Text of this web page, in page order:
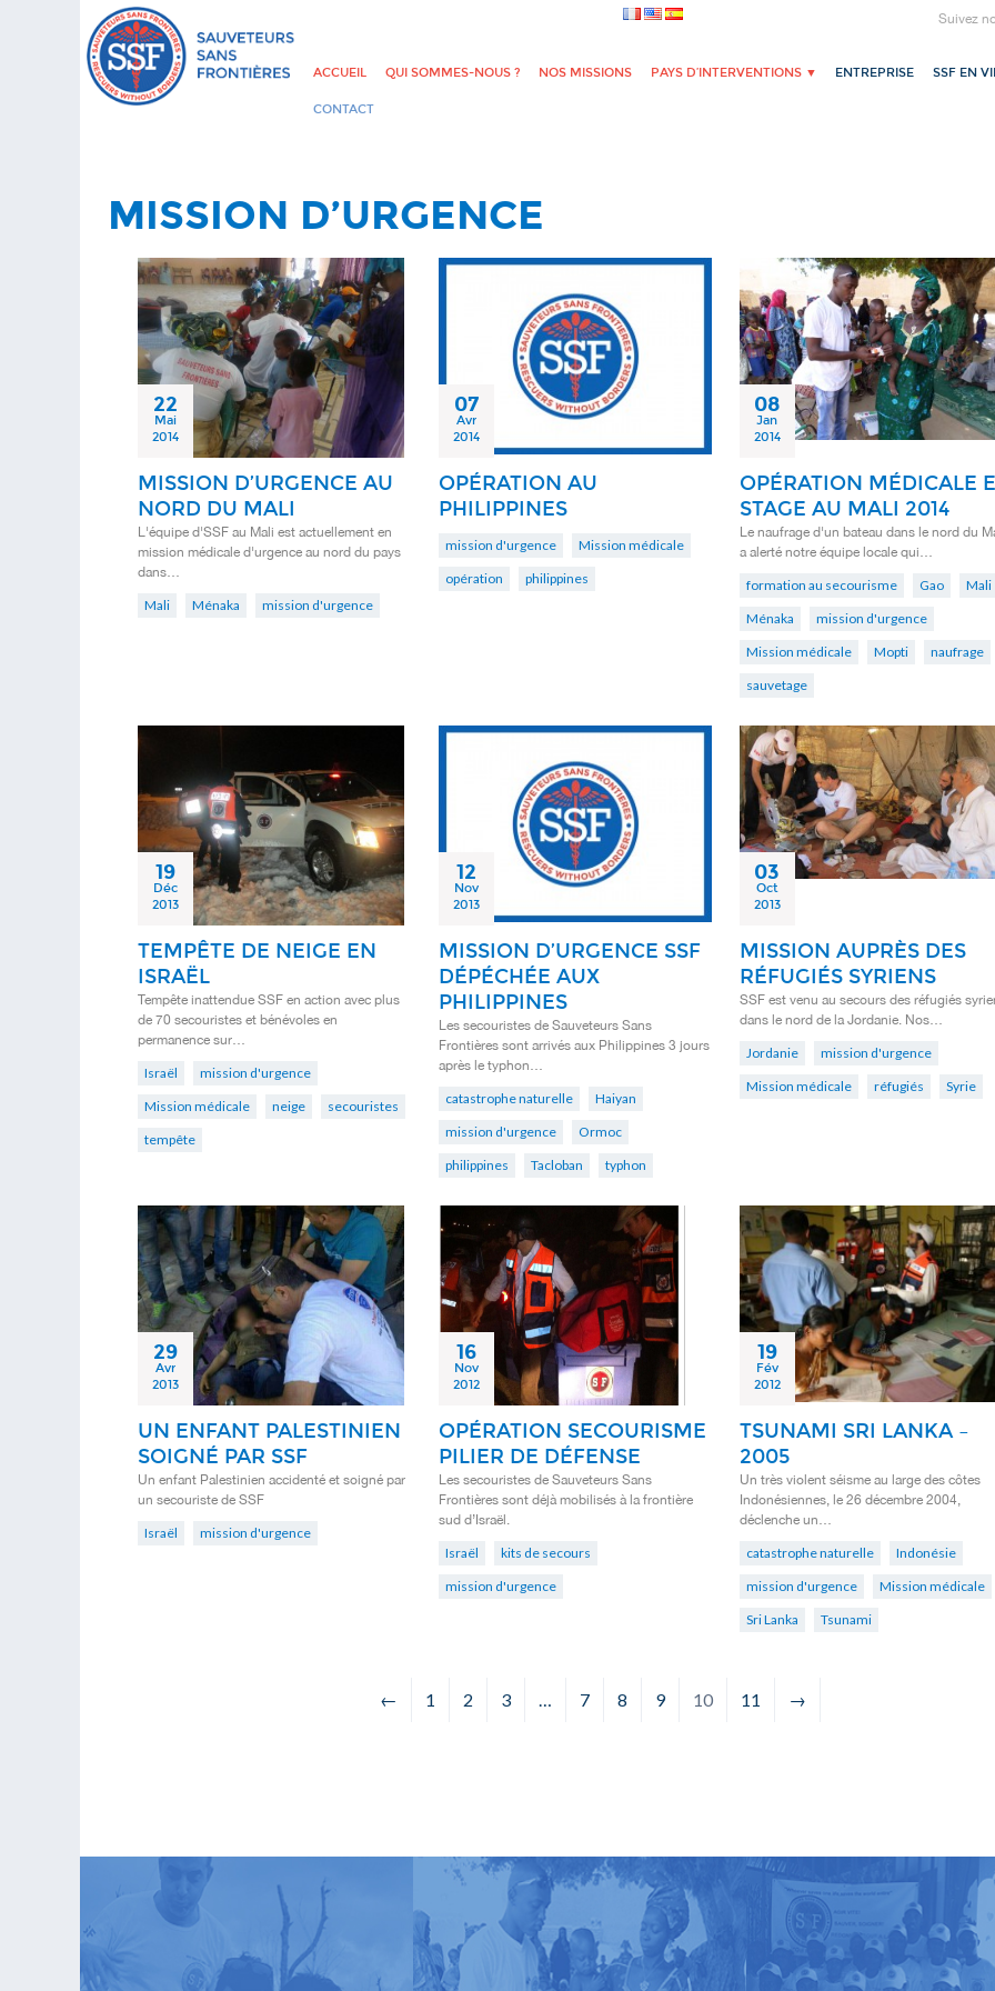
Suivez
ACCUEIL QUI SOMMES-NOUS ? NOS MISSIONS PAYS D’INTERVENTIONS ▼ ENTREPRISE SSF EN
CONTACT
MISSION D’URGENCE
22
Mai
2014
MISSION D’URGENCE AU
NORD DU MALI
L'équipe d'SSF au Mali est actuellement en
mission médicale d'urgence au nord du pays
dans…
Mali Ménaka mission d'urgence
07
Avr
2014
OPÉRATION AU
PHILIPPINES
mission d'urgence
Mission médicale
opération
philippines
08
Jan
2014
OPÉRATION MÉDICALE
STAGE AU MALI 2014
Le naufrage d'un bateau dans le nord du
a alerté notre équipe locale qui…
formation au secourisme Gao
Mali
Ménaka
mission d'urgence
Mission médicale
Mopti
naufrage
sauvetage
19
Déc
2013
TEMPÊTE DE NEIGE EN
ISRAËL
Tempête inattendue SSF en action avec plus
de 70 secouristes et bénévoles en
permanence sur…
Israël
mission d'urgence
Mission médicale
neige
secouristes
tempête
12
Nov
2013
MISSION D’URGENCE SSF
DÉPÉCHÉE AUX
PHILIPPINES
Les secouristes de Sauveteurs Sans
Frontières sont arrivés aux Philippines 3 jours
après le typhon…
catastrophe naturelle
Haiyan
mission d'urgence
Ormoc
philippines
Tacloban typhon
03
Oct
2013
MISSION AUPRÈS DES
RÉFUGIÉS SYRIENS
SSF est venu au secours des réfugiés
dans le nord de la Jordanie. Nos…
Jordanie
mission d'urgence
Mission médicale
réfugiés Syrie
29
Avr
2013
UN ENFANT PALESTINIEN
SOIGNÉ PAR SSF
Un enfant Palestinien accidenté et soigné par
un secouriste de SSF
Israël mission d'urgence
16
Nov
2012
OPÉRATION SECOURISME
PILIER DE DÉFENSE
Les secouristes de Sauveteurs Sans
Frontières sont déjà mobilisés à la frontière
sud d’Israël.
Israël
kits de secours
mission d'urgence
19
Fév
2012
TSUNAMI SRI LANKA –
2005
Un très violent séisme au large des côtes
Indonésiennes, le 26 décembre 2004,
déclenche un…
catastrophe naturelle
Indonésie
mission d'urgence
Mission médicale
Sri Lanka
Tsunami
← 1 2 3 … 7 8 9 10 11 →